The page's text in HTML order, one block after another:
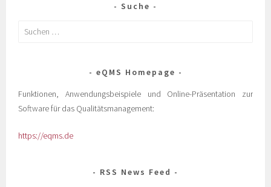
Suche
eQMS Homepage
Funktionen, Anwendungsbeispiele und Online-Präsentation zur
Software für das Qualitätsmanagement:
https://eqms.de
RSS News Feed